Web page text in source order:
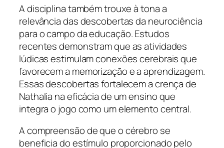
A disciplina também trouxe à tona a
relevância das descobertas da neurociência
para o campo da educação. Estudos
recentes demonstram que as atividades
lúdicas estimulam conexões cerebrais que
favorecem a memorização e a aprendizagem.
Essas descobertas fortalecem a crença de
Nathalia na eficácia de um ensino que
integra o jogo como um elemento central.
A compreensão de que o cérebro se
beneficia do estímulo proporcionado pelo